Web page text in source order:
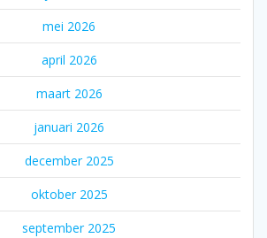
mei 2026
april 2026
maart 2026
januari 2026
december 2025
oktober 2025
september 2025